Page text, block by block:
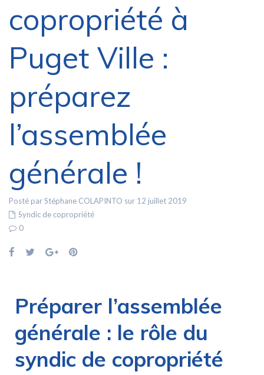
copropriété à
Puget Ville :
préparez
l’assemblée
générale !
Posté par Stéphane COLAPINTO sur 12 juillet 2019
Syndic de copropriété
0
Préparer l’assemblée
générale : le rôle du
syndic de copropriété